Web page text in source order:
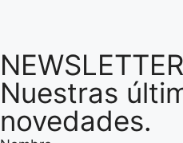
NEWSLETTER
Nuestras
novedades.